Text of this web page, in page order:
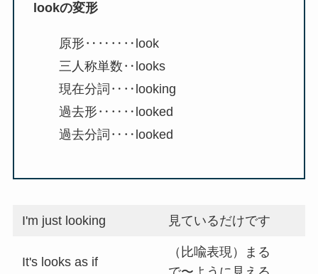
lookの変形
原形‥‥‥‥look
三人称単数‥looks
現在分詞‥‥looking
過去形‥‥‥looked
過去分詞‥‥looked
I'm just looking 見ているだけです
It's looks as if
（比喩表現）まる